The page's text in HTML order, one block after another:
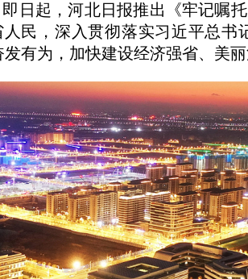
日起，河北日报推出《牢记嘱
民，深入贯彻落实习近平总书
有为，加快建设经济强省、美